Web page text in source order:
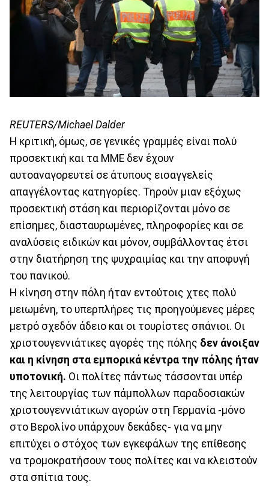
REUTERS/Michael Dalder
Η κριτική, όμως, σε γενικές γραμμές είναι πολύ
προσεκτική και τα ΜΜΕ δεν έχουν
αυτοαναγορευτεί σε άτυπους εισαγγελείς
απαγγέλοντας κατηγορίες. Τηρούν μιαν εξόχως
προσεκτική στάση και περιορίζονται μόνο σε
επίσημες, διασταυρωμένες, πληροφορίες και σε
αναλύσεις ειδικών και μόνον, συμβάλλοντας έτσι
στην διατήρηση της ψυχραιμίας και την αποφυγή
του πανικού.
Η κίνηση στην πόλη ήταν εντούτοις χτες πολύ
μειωμένη, το υπερπλήρες τις προηγούμενες μέρες
μετρό σχεδόν άδειο και οι τουρίστες σπάνιοι. Οι
χριστουγεννιάτικες αγορές της πόλης δεν άνοιξαν
και η κίνηση στα εμπορικά κέντρα την πόλης ήταν
υποτονική. Οι πολίτες πάντως τάσσονται υπέρ
της λειτουργίας των πάμπολλων παραδοσιακών
χριστουγεννιάτικων αγορών στη Γερμανία -μόνο
στο Βερολίνο υπάρχουν δεκάδες- για να μην
επιτύχει ο στόχος των εγκεφάλων της επίθεσης
να τρομοκρατήσουν τους πολίτες και να κλειστούν
στα σπίτια τους.